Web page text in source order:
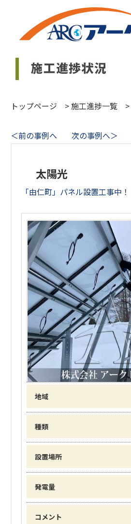
トップページ >施工進捗一覧 >
＜前の事例へ
次の事例へ＞
太陽光
「由仁町」パネル設置工事中！
地域
種類
設置場所
発電量
コメント